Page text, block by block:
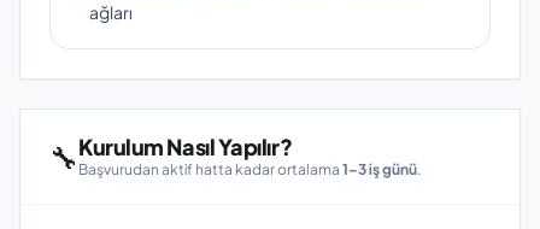
ağları
🔧Kurulum Nasıl Yapılır?
Başvurudan aktif hatta kadar ortalama 1–3 iş günü.